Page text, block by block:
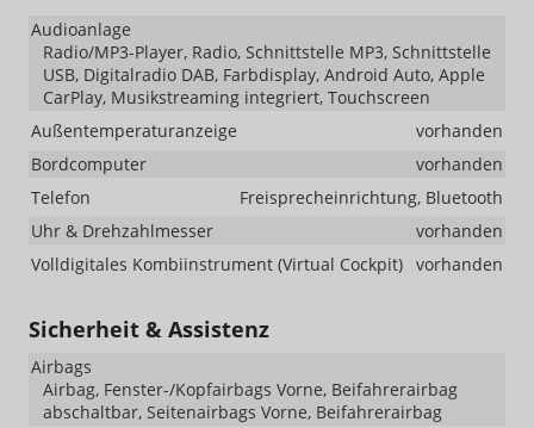
Audioanlage
Radio/MP3-Player, Radio, Schnittstelle MP3, Schnittstelle
USB, Digitalradio DAB, Farbdisplay, Android Auto, Apple
CarPlay, Musikstreaming integriert, Touchscreen
Außentemperaturanzeige
vorhanden
Bordcomputer
vorhanden
Telefon
Freisprecheinrichtung, Bluetooth
Uhr & Drehzahlmesser
vorhanden
Volldigitales Kombiinstrument (Virtual Cockpit) vorhanden
Sicherheit & Assistenz
Airbags
Airbag, Fenster-/Kopfairbags Vorne, Beifahrerairbag
abschaltbar, Seitenairbags Vorne, Beifahrerairbag